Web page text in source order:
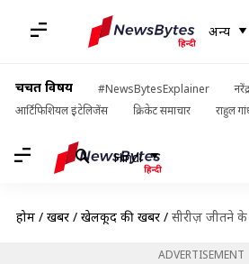
अन्य
चर्चित विषय #NewsBytesExplainer
आर्टिफिशियल इंटेलिजेंस
क्रिकेट समाचार राहुल
Hindi
होम / खबरें / खेलकूद की खबरें / सीरीज़ जीतने के इरादे से
ADVERTISEMENT